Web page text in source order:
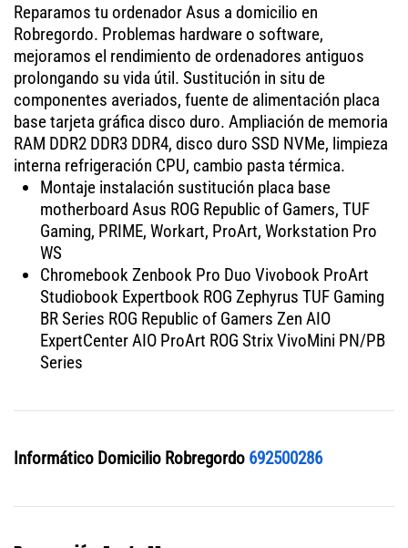
Reparamos tu ordenador Asus a domicilio en
Robregordo. Problemas hardware o software,
mejoramos el rendimiento de ordenadores antiguos
prolongando su vida útil. Sustitución in situ de
componentes averiados, fuente de alimentación placa
base tarjeta gráfica disco duro. Ampliación de memoria
RAM DDR2 DDR3 DDR4, disco duro SSD NVMe, limpieza
interna refrigeración CPU, cambio pasta térmica.
Montaje instalación sustitución placa base
motherboard Asus ROG Republic of Gamers, TUF
Gaming, PRIME, Workart, ProArt, Workstation Pro
WS
Chromebook Zenbook Pro Duo Vivobook ProArt
Studiobook Expertbook ROG Zephyrus TUF Gaming
BR Series ROG Republic of Gamers Zen AIO
ExpertCenter AIO ProArt ROG Strix VivoMini PN/PB
Series
Informático Domicilio Robregordo 692500286